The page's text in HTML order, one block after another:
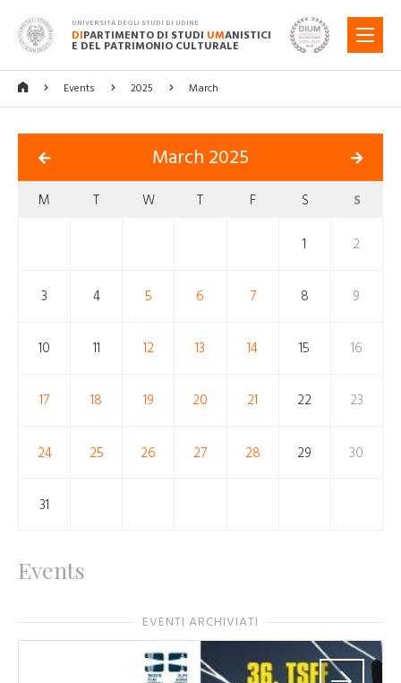
UNIVERSITÀ DEGLI STUDI DI UDINE
DIPARTIMENTO DI STUDI UMANISTICI
E DEL PATRIMONIO CULTURALE
MENU
Events 2025 March
March 2025
M T W T F S S
1 2
3 4 5 6 7 8 9
10 11 12 13 14 15 16
17 18 19 20 21 22 23
24 25 26 27 28 29 30
31
Events
EVENTI ARCHIVIATI